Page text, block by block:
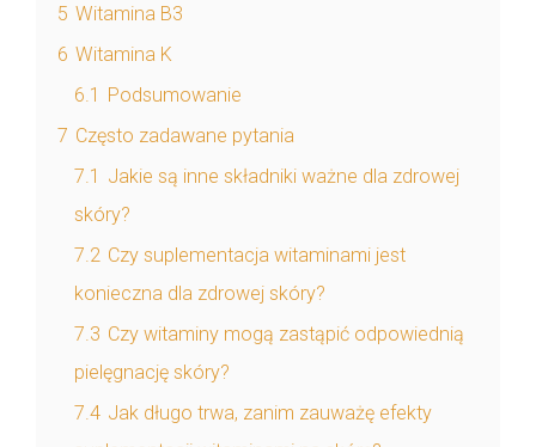
5 Witamina B3
6 Witamina K
6.1 Podsumowanie
7 Często zadawane pytania
7.1 Jakie są inne składniki ważne dla zdrowej
skóry?
7.2 Czy suplementacja witaminami jest
konieczna dla zdrowej skóry?
7.3 Czy witaminy mogą zastąpić odpowiednią
pielęgnację skóry?
7.4 Jak długo trwa, zanim zauważę efekty